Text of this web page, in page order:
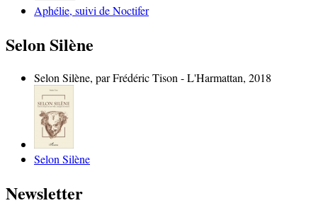
Aphélie, suivi de Noctifer
Selon Silène
Selon Silène, par Frédéric Tison - L'Harmattan, 2018
Selon Silène
Newsletter